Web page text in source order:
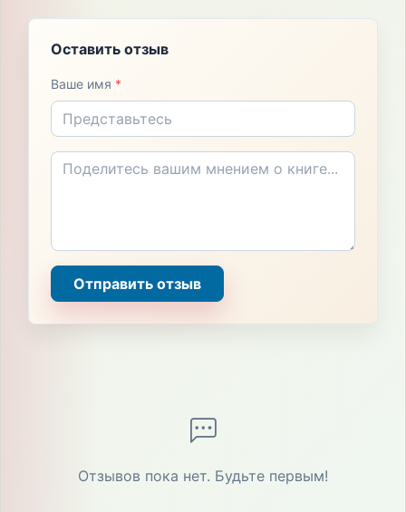
Оставить отзыв
Ваше имя *
Отправить отзыв
Отзывов пока нет. Будьте первым!